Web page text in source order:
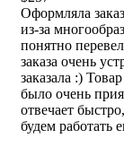
Оформляла
из-за
понятно
заказа очень
заказала :)
было очень
отвечает
будем работать